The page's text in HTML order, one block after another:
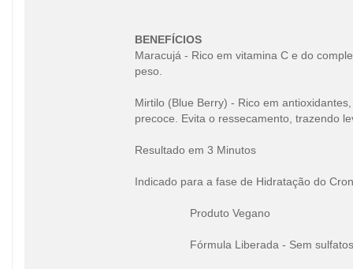
BENEFÍCIOS
Maracujá - Rico em vitamina C e do
peso.
Mirtilo (Blue Berry) - Rico em
precoce. Evita o ressecamento, trazendo
Resultado em 3 Minutos
Indicado para a fase de Hidratação do
Produto Vegano
Fórmula Liberada - Sem